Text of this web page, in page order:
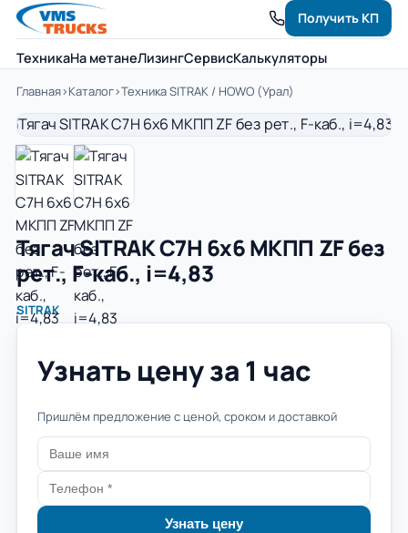
ТехникаНа метанеЛизингСервисКалькуляторы
Получить КП
Главная›Каталог›Техника SITRAK / HOWO (Урал)
Тягач SITRAK C7H 6x6 МКПП ZF без
рет., F-каб., i=4,83
SITRAK
Узнать цену за 1 час
Пришлём предложение с ценой, сроком и доставкой
Узнать цену